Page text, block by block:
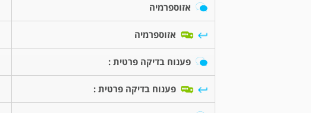
אזוספרמיה
אזוספרמיה
פענוח בדיקה פרטית :
פענוח בדיקה פרטית :